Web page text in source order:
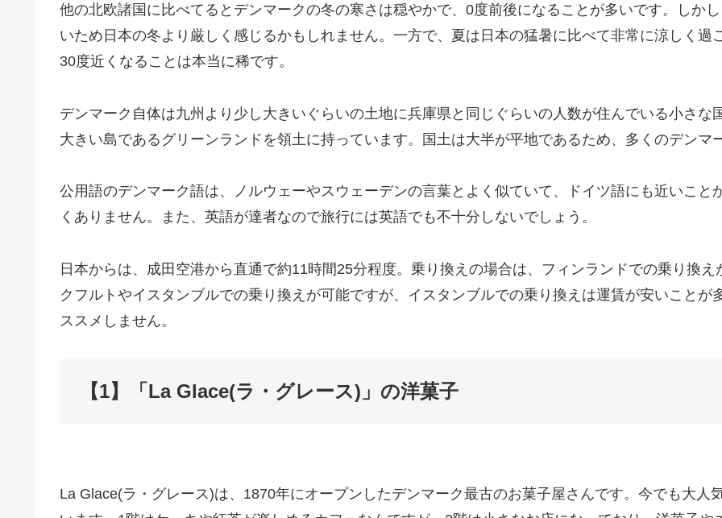
他の北欧諸国に比べてるとデンマークの冬の寒さは穏やかで、0度前後になることが多いです。しか
いため日本の冬より厳しく感じるかもしれません。一方で、夏は日本の猛暑に比べて非常に涼しく
30度近くなることは本当に稀です。
デンマーク自体は九州より少し大きいぐらいの土地に兵庫県と同じぐらいの人数が住んでいる小さ
大きい島であるグリーンランドを領土に持っています。国土は大半が平地であるため、多くのデンマ
公用語のデンマーク語は、ノルウェーやスウェーデンの言葉とよく似ていて、ドイツ語にも近いこ
くありません。また、英語が達者なので旅行には英語でも不十分しないでしょう。
日本からは、成田空港から直通で約11時間25分程度。乗り換えの場合は、フィンランドでの乗り換
クフルトやイスタンブルでの乗り換えが可能ですが、イスタンブルでの乗り換えは運賃が安いこと
ススメしません。
【1】「La Glace(ラ・グレース)」の洋菓子
La Glace(ラ・グレース)は、1870年にオープンしたデンマーク最古のお菓子屋さんです。今でも大人